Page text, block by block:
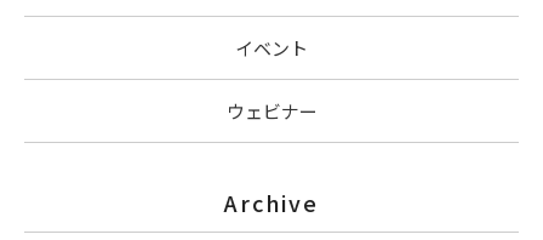
イベント
ウェビナー
Archive